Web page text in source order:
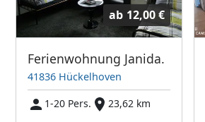
ab 12,00 €
Ferienwohnung Janida.
41836 Hückelhoven
1-20 Pers.
23,62 km